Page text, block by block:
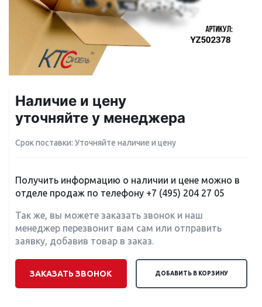
Наличие и цену
уточняйте у менеджера
Срок поставки: Уточняйте наличие и цену
Получить информацию о наличии и цене можно в
отделе продаж по телефону +7 (495) 204 27 05
Так же, вы можете заказать звонок и наш
менеджер перезвонит вам сам или отправить
заявку, добавив товар в заказ.
ЗАКАЗАТЬ ЗВОНОК ДОБАВИТЬ В КОРЗИНУ